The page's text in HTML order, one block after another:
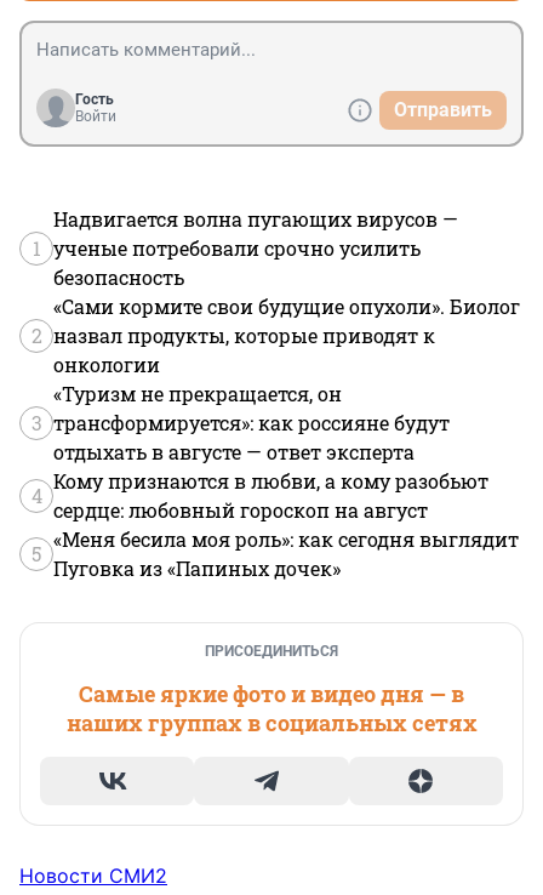
Гость
Войти
Отправить
1
Надвигается волна пугающих вирусов —
ученые потребовали срочно усилить
безопасность
2
«Сами кормите свои будущие опухоли». Биолог
назвал продукты, которые приводят к
онкологии
3
«Туризм не прекращается, он
трансформируется»: как россияне будут
отдыхать в августе — ответ эксперта
4
Кому признаются в любви, а кому разобьют
сердце: любовный гороскоп на август
5
«Меня бесила моя роль»: как сегодня выглядит
Пуговка из «Папиных дочек»
ПРИСОЕДИНИТЬСЯ
Самые яркие фото и видео дня — в
наших группах в социальных сетях
Новости СМИ2